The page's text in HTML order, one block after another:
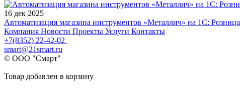
16 дек 2025
Автоматизация магазина инструментов «Металлич» на 1С: Розница
Компания Новости Проекты Услуги Контакты
+7(8352) 22-42-02
smart@21smart.ru
© ООО "Смарт"
Товар добавлен в корзину